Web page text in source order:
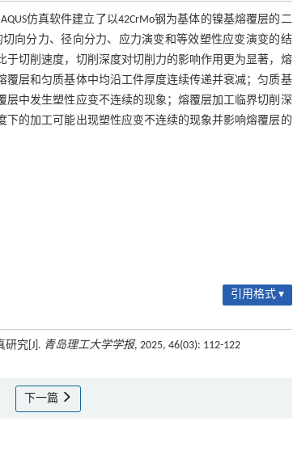
仿真软件建立了以42CrMo钢为基体的镍基熔覆层的二
向分力、径向分力、应力演变和等效塑性应变演变的结
切削速度，切削深度对切削力的影响作用更为显著，熔
层和匀质基体中均沿工件厚度连续传递并衰减；匀质基
中发生塑性应变不连续的现象；熔覆层加工临界切削深
的加工可能出现塑性应变不连续的现象并影响熔覆层的
引用格式 ▾
研究[J]. 青岛理工大学学报, 2025, 46(03): 112-122
下一篇